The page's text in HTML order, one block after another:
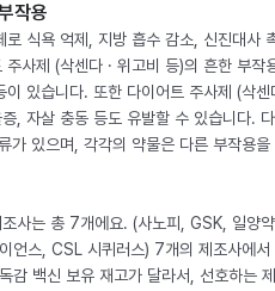
작용
로 식욕 억제, 지방 흡수 감소, 신진대사
사제 (삭센다 · 위고비 등)의 흔한 부작
있습니다. 또한 다이어트 주사제 (삭센
, 자살 충동 등도 유발할 수 있습니다.
가 있으며, 각각의 약물은 다른 부작용을
사는 총 7개에요. (사노피, GSK, 일양
언스, CSL 시퀴러스) 7개의 제조사에서
감 백신 보유 재고가 달라서, 선호하는